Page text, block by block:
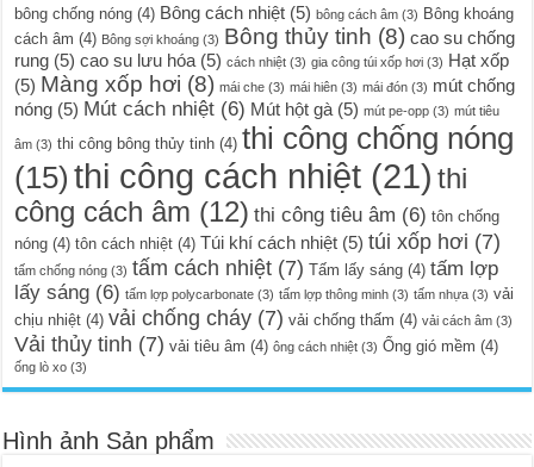
bông chống nóng (4) Bông cách nhiệt (5) bông cách âm (3) Bông khoáng
cách âm (4) Bông sợi khoáng (3) Bông thủy tinh (8) cao su chống
rung (5) cao su lưu hóa (5) cách nhiệt (3) gia công túi xốp hơi (3) Hạt xốp
(5) Màng xốp hơi (8) mái che (3) mái hiên (3) mái đón (3) mút chống
nóng (5) Mút cách nhiệt (6) Mút hột gà (5) mút pe-opp (3) mút tiêu
âm (3) thi công bông thủy tinh (4) thi công chống nóng
(15) thi công cách nhiệt (21) thi
công cách âm (12) thi công tiêu âm (6) tôn chống
nóng (4) tôn cách nhiệt (4) Túi khí cách nhiệt (5) túi xốp hơi (7)
tấm chống nóng (3) tấm cách nhiệt (7) Tấm lấy sáng (4) tấm lợp
lấy sáng (6) tấm lợp polycarbonate (3) tấm lợp thông minh (3) tấm nhựa (3) vải
chịu nhiệt (4) vải chống cháy (7) vải chống thấm (4) vải cách âm (3)
Vải thủy tinh (7) vải tiêu âm (4) ông cách nhiệt (3) Ống gió mềm (4)
ống lò xo (3)
Hình ảnh Sản phẩm